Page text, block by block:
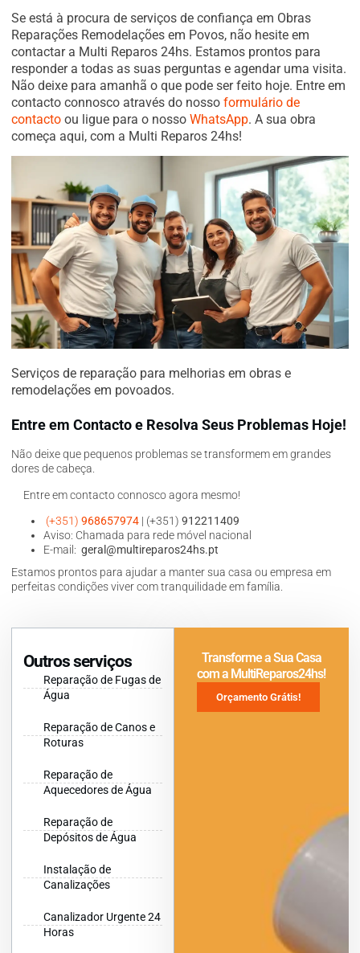
Se está à procura de serviços de confiança em Obras
Reparações Remodelações em Povos, não hesite em
contactar a Multi Reparos 24hs. Estamos prontos para
responder a todas as suas perguntas e agendar uma visita.
Não deixe para amanhã o que pode ser feito hoje. Entre em
contacto connosco através do nosso formulário de
contacto ou ligue para o nosso WhatsApp. A sua obra
começa aqui, com a Multi Reparos 24hs!
Serviços de reparação para melhorias em obras e
remodelações em povoados.
Entre em Contacto e Resolva Seus Problemas Hoje!
Não deixe que pequenos problemas se transformem em grandes
dores de cabeça.
Entre em contacto connosco agora mesmo!
(+351) 968657974 | (+351) 912211409
Aviso: Chamada para rede móvel nacional
E-mail: geral@multireparos24hs.pt
Estamos prontos para ajudar a manter sua casa ou empresa em
perfeitas condições viver com tranquilidade em família.
Outros serviços
Reparação de Fugas de
Água
Reparação de Canos e
Roturas
Reparação de
Aquecedores de Água
Reparação de
Depósitos de Água
Instalação de
Canalizações
Canalizador Urgente 24
Horas
Transforme a Sua Casa
com a MultiReparos24hs!
Orçamento Grátis!